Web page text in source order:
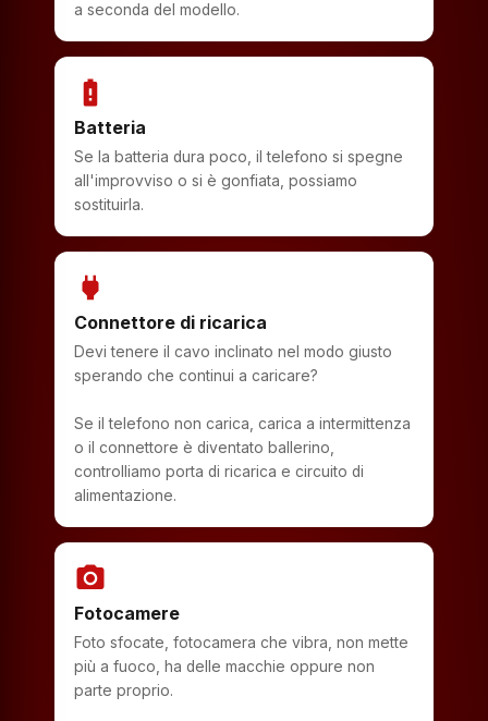
a seconda del modello.
battery_alert
Batteria
Se la batteria dura poco, il telefono si spegne
all'improvviso o si è gonfiata, possiamo
sostituirla.
power
Connettore di ricarica
Devi tenere il cavo inclinato nel modo giusto
sperando che continui a caricare?
Se il telefono non carica, carica a intermittenza
o il connettore è diventato ballerino,
controlliamo porta di ricarica e circuito di
alimentazione.
photo_camera
Fotocamere
Foto sfocate, fotocamera che vibra, non mette
più a fuoco, ha delle macchie oppure non
parte proprio.